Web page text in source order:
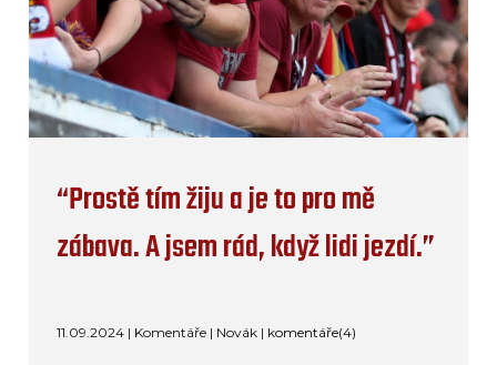
“Prostě tím žiju a je to pro mě
zábava. A jsem rád, když lidi jezdí.”
11.09.2024 | Komentáře | Novák | komentáře(4)